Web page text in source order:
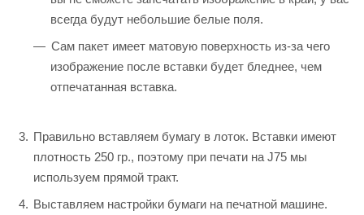
всегда будут небольшие белые поля.
Сам пакет имеет матовую поверхность из-за чего
изображение после вставки будет бледнее, чем
отпечатанная вставка.
Правильно вставляем бумагу в лоток. Вставки имеют
плотность 250 гр., поэтому при печати на J75 мы
используем прямой тракт.
Выставляем настройки бумаги на печатной машине.